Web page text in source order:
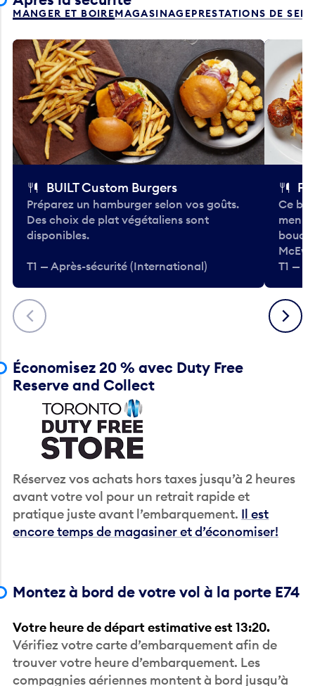
MANGER ET BOIREMAGASINAGEPRESTATIONS DE
Précédent
BUILT Custom Burgers
Préparez un hamburger selon vos goûts.
Des choix de plat végétaliens sont
disponibles.
T1 — Après-sécurité (International)
Ce
menu
T1 —
Suivant
Économisez 20 % avec Duty Free
Reserve and Collect
Réservez vos achats hors taxes jusqu’à 2 heures
avant votre vol pour un retrait rapide et
pratique juste avant l’embarquement. Il est
encore temps de magasiner et d’économiser!
Montez à bord de votre vol à la porte E74
Votre heure de départ estimative est 13:20.
Vérifiez votre carte d’embarquement afin de
trouver votre heure d’embarquement. Les
compagnies aériennes montent à bord jusqu’à